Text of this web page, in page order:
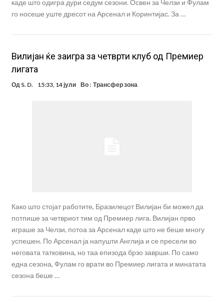
каде што одигра дури седум сезони. Освен за Челзи и Фулам
го носеше уште дресот на Арсенал и Коринтијас. За …
Вилијан ќе заигра за четврти клуб од Премиер
лигата
Од S. D. 15:33, 14 јули Во : Трансфер зона
Како што стојат работите, Бразилецот Вилијан би можел да
потпише за четвриот тим од Премиер лига. Вилијан прво
играше за Челзи, потоа за Арсенал каде што не беше многу
успешен. По Арсенал ја напушти Англија и се пресели во
неговата татковина, но таа епизода брзо заврши. По само
една сезона, Фулам го врати во Премиер лигата и минатата
сезона беше …